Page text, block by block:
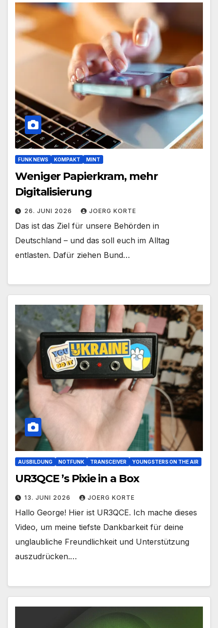
FUNK NEWS KOMPAKT MINT
Weniger Papierkram, mehr
Digitalisierung
26. JUNI 2026 JOERG KORTE
Das ist das Ziel für unsere Behörden in
Deutschland – und das soll euch im Alltag
entlasten. Dafür ziehen Bund…
AUSBILDUNG NOTFUNK TRANSCEIVER YOUNGSTERS ON THE AIR
UR3QCE ’s Pixie in a Box
13. JUNI 2026 JOERG KORTE
Hallo George! Hier ist UR3QCE. Ich mache dieses
Video, um meine tiefste Dankbarkeit für deine
unglaubliche Freundlichkeit und Unterstützung
auszudrücken.…